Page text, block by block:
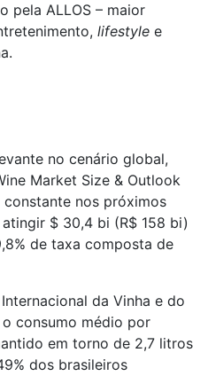
pela ALLOS – maior
lifestyle e
no cenário global,
Market Size & Outlook
nos próximos
$ 30,4 bi (R$ 158 bi)
de taxa composta de
da Vinha e do
consumo médio por
em torno de 2,7 litros
dos brasileiros